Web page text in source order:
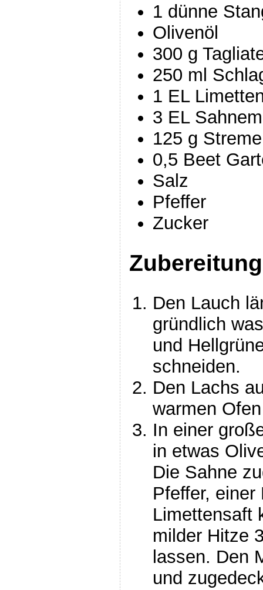
1 dünne
Olivenöl
300 g
250 ml
1 EL
3 EL
125 g
0,5 Beet
Salz
Pfeffer
Zucker
Den Lauch
gründlich
und
schneiden.
Den Lachs
warmen
In einer
in etwas
Die Sahne
Pfeffer,
Limettensaft
milder Hitze
lassen. Den
und